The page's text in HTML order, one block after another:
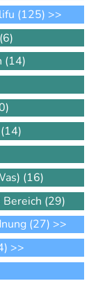
(125) >>
(6)
(14)
(14)
(16)
(29)
(27) >>
>>